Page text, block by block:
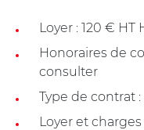
Loyer : 120 € HT
Honoraires de
consulter
Type de contrat
Loyer et